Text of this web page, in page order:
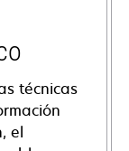
técnicas
el